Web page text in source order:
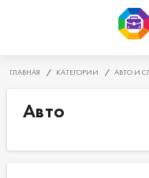
ГЛАВНАЯ / КАТЕГОРИИ / АВТО И
Авто